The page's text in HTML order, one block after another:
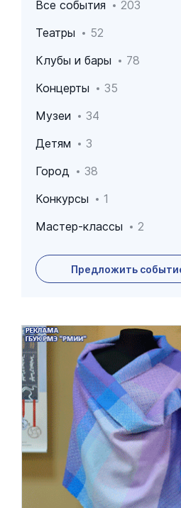
Все события
203
Театры
52
Клубы и бары
78
Концерты
35
Музеи
34
Детям
3
Город
38
Конкурсы
1
Мастер-классы
2
Предложить
Архив событий